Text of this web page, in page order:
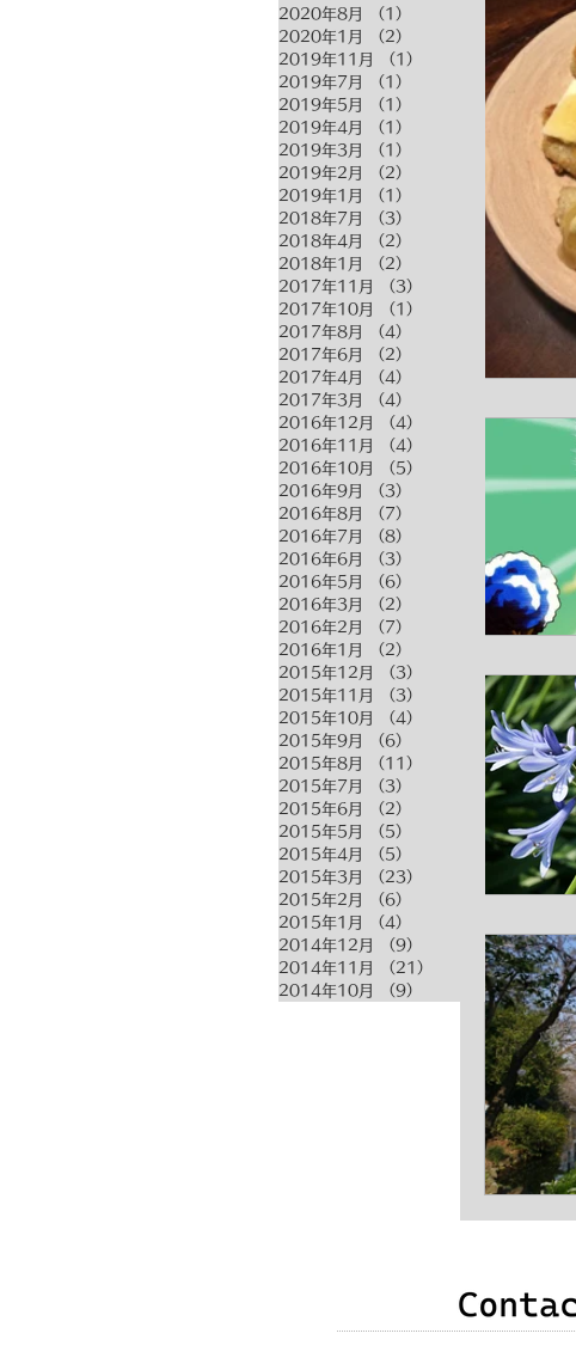
2020年8月
（1）
2020年1月
（2）
2019年11月
（1）
1件の記事
2019年7月
（1）
2019年5月
（1）
2019年4月
（1）
2019年3月
（1）
2019年2月
（2）
2019年1月
（1）
2018年7月
（3）
2018年4月
（2）
2018年1月
（2）
2017年11月
（3）
2017年10月
（1）
2017年8月
（4）
2017年6月
（2）
2017年4月
（4）
2017年3月
（4）
2016年12月
（4）
4件の記事
2016年11月
（4）
2016年10月
（5）
2016年9月
（3）
2016年8月
（7）
2016年7月
（8）
2016年6月
（3）
2016年5月
（6）
2016年3月
（2）
2016年2月
（7）
2016年1月
（2）
2015年12月
（3）
3件の記事
2015年11月
（3）
3件の記事
2015年10月
（4）
4件の記事
2015年9月
（6）
2015年8月
（11）
11件の記事
2015年7月
（3）
2015年6月
（2）
2015年5月
（5）
2015年4月
（5）
2015年3月
（23）
2015年2月
（6）
2015年1月
（4）
2014年12月
（9）
9件の記事
2014年11月
（21）
21件の記事
2014年10月
（9） 9件の記事